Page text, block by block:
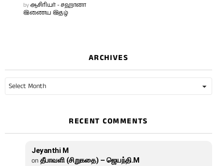
byஆசிரியர் - சஹானா
இணைய இதழ்
ARCHIVES
RECENT COMMENTS
Jeyanthi M
on தீபாவளி (சிறுகதை) – ஜெயந்தி.M